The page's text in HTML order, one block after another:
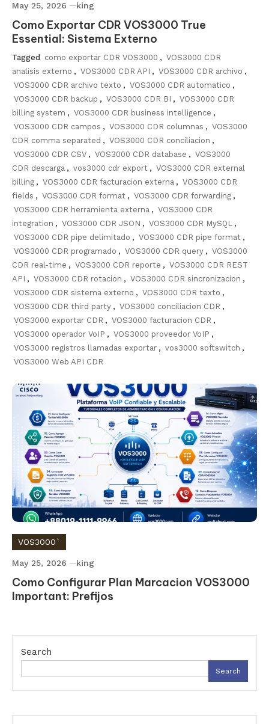
May 25, 2026 king
Como Exportar CDR VOS3000 True
Essential: Sistema Externo
Tagged como exportar CDR VOS3000 , VOS3000 CDR
analisis externo , VOS3000 CDR API , VOS3000 CDR archivo ,
VOS3000 CDR archivo texto , VOS3000 CDR automatico ,
VOS3000 CDR backup , VOS3000 CDR BI , VOS3000 CDR
billing system , VOS3000 CDR business intelligence ,
VOS3000 CDR campos , VOS3000 CDR columnas , VOS3000
CDR comma separated , VOS3000 CDR conciliacion ,
VOS3000 CDR CSV , VOS3000 CDR database , VOS3000
CDR descarga , vos3000 cdr export , VOS3000 CDR external
billing , VOS3000 CDR facturacion externa , VOS3000 CDR
fields , VOS3000 CDR format , VOS3000 CDR forwarding ,
VOS3000 CDR herramienta externa , VOS3000 CDR
integration , VOS3000 CDR JSON , VOS3000 CDR MySQL ,
VOS3000 CDR pipe delimitado , VOS3000 CDR pipe format ,
VOS3000 CDR programado , VOS3000 CDR query , VOS3000
CDR real-time , VOS3000 CDR reporte , VOS3000 CDR REST
API , VOS3000 CDR rotacion , VOS3000 CDR sincronizacion ,
VOS3000 CDR sistema externo , VOS3000 CDR texto ,
VOS3000 CDR third party , VOS3000 conciliacion CDR ,
VOS3000 exportar CDR , VOS3000 facturacion CDR ,
VOS3000 operador VoIP , VOS3000 proveedor VoIP ,
VOS3000 registros llamadas exportar , vos3000 softswitch ,
VOS3000 Web API CDR
VOS3000`
May 25, 2026 king
Como Configurar Plan Marcacion VOS3000
Important: Prefijos
Search
Search